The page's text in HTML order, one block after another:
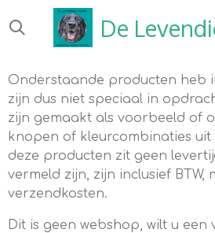
direct
de
hoofdinhoud
De
Onderstaande producten heb
zijn dus niet speciaal in
zijn gemaakt als voorbeeld of
knopen of kleurcombinaties
deze producten zit geen
vermeld zijn, zijn inclusief BTW,
verzendkosten.
Dit is geen webshop, wilt u